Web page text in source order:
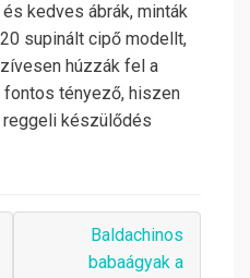
kedves ábrák, minták
supinált cipő modellt,
húzzák fel a
fontos tényező, hiszen
reggeli készülődés
Baldachinos
babaágyak a